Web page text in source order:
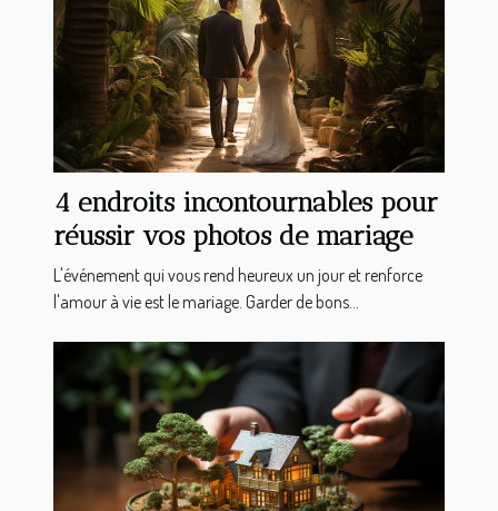
4 endroits incontournables pour
réussir vos photos de mariage
L'événement qui vous rend heureux un jour et renforce
l'amour à vie est le mariage. Garder de bons...